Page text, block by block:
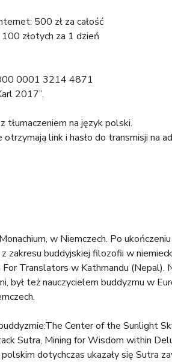
n
k
e
e
r
500 zł za całość
złotych za 1 dzień
0001 3214 4871
2017”.
tłumaczeniem na język polski.
link i hasło do transmisji na
w Niemczech. Po
zakresu buddyjskiej filozofii w
Translators w Kathmandu
był też nauczycielem buddyzmu w
Center of the Sunlight
Sutra, Mining for Wisdom within
dotychczas ukazały się Sutra